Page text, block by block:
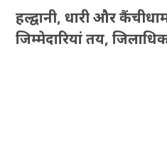
हल्द्वानी, धारी और
जिम्मेदारियां तय,